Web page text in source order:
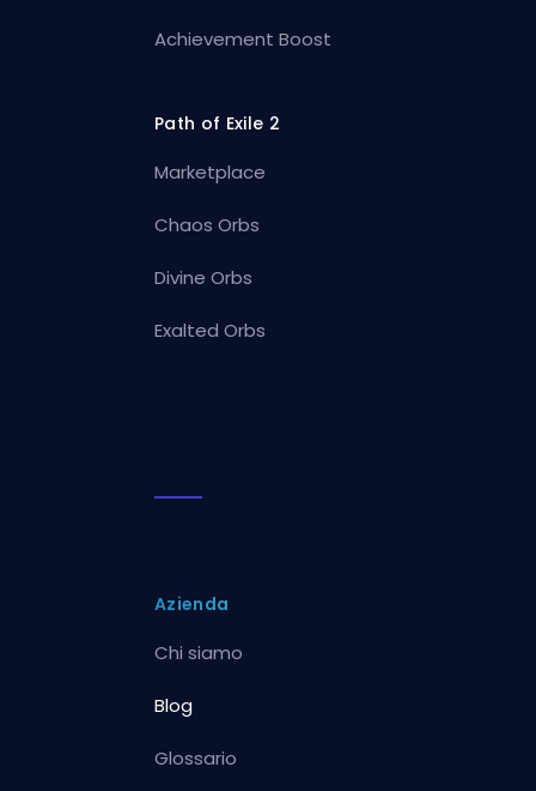
Achievement Boost
Path of Exile 2
Marketplace
Chaos Orbs
Divine Orbs
Exalted Orbs
Azienda
Chi siamo
Blog
Glossario